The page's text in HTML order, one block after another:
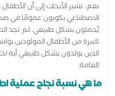
نعم، تشير الأبحاث إلى أن
الاصطناعي يكونون عمومًا في
يُحملون بشكل طبيعي. لم تجد
كبيرة من الأطفال المولودين
الذين يولدون بشكل طبيعي أية
العامة.
ما هي نسبة نجاح عملية